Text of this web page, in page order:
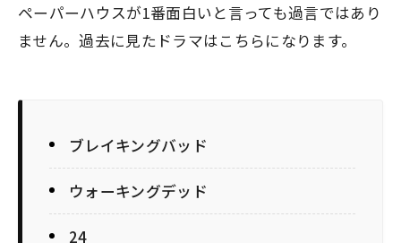
ペーパーハウスが1番面白いと言っても過言ではあり
ません。過去に見たドラマはこちらになります。
ブレイキングバッド
ウォーキングデッド
24